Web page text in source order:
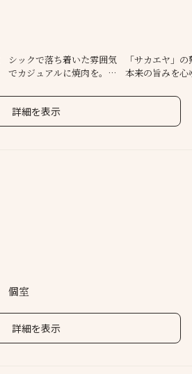
シックで落ち着いた雰囲気
でカジュアルに焼肉を。個
「サカエヤ」
本来の旨みを心
詳細を表示
個室
詳細を表示